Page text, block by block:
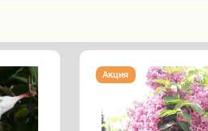
Вейгела
"БУКЕТ
Акция